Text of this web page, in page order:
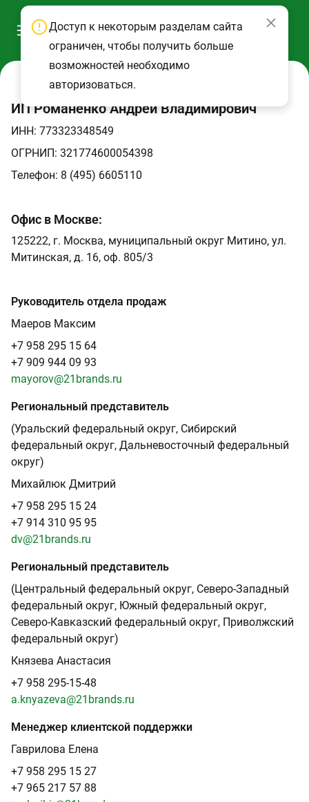
ИП Романенко Андрей Владимирович
ИНН: 773323348549
ОГРНИП: 321774600054398
Телефон: 8 (495) 6605110
Офис в Москве:
125222, г. Москва, муниципальный округ Митино, ул.
Митинская, д. 16, оф. 805/3
Руководитель отдела продаж
Маеров Максим
+7 958 295 15 64
+7 909 944 09 93
mayorov@21brands.ru
Региональный представитель
(Уральский федеральный округ, Сибирский
федеральный округ, Дальневосточный федеральный
округ)
Михайлюк Дмитрий
+7 958 295 15 24
+7 914 310 95 95
dv@21brands.ru
Региональный представитель
(Центральный федеральный округ, Северо-Западный
федеральный округ, Южный федеральный округ,
Северо-Кавказский федеральный округ, Приволжский
федеральный округ)
Князева Анастасия
+7 958 295-15-48
a.knyazeva@21brands.ru
Менеджер клиентской поддержки
Гаврилова Елена
+7 958 295 15 27
+7 965 217 57 88
Доступ к некоторым разделам сайта
ограничен, чтобы получить больше
возможностей необходимо
авторизоваться.